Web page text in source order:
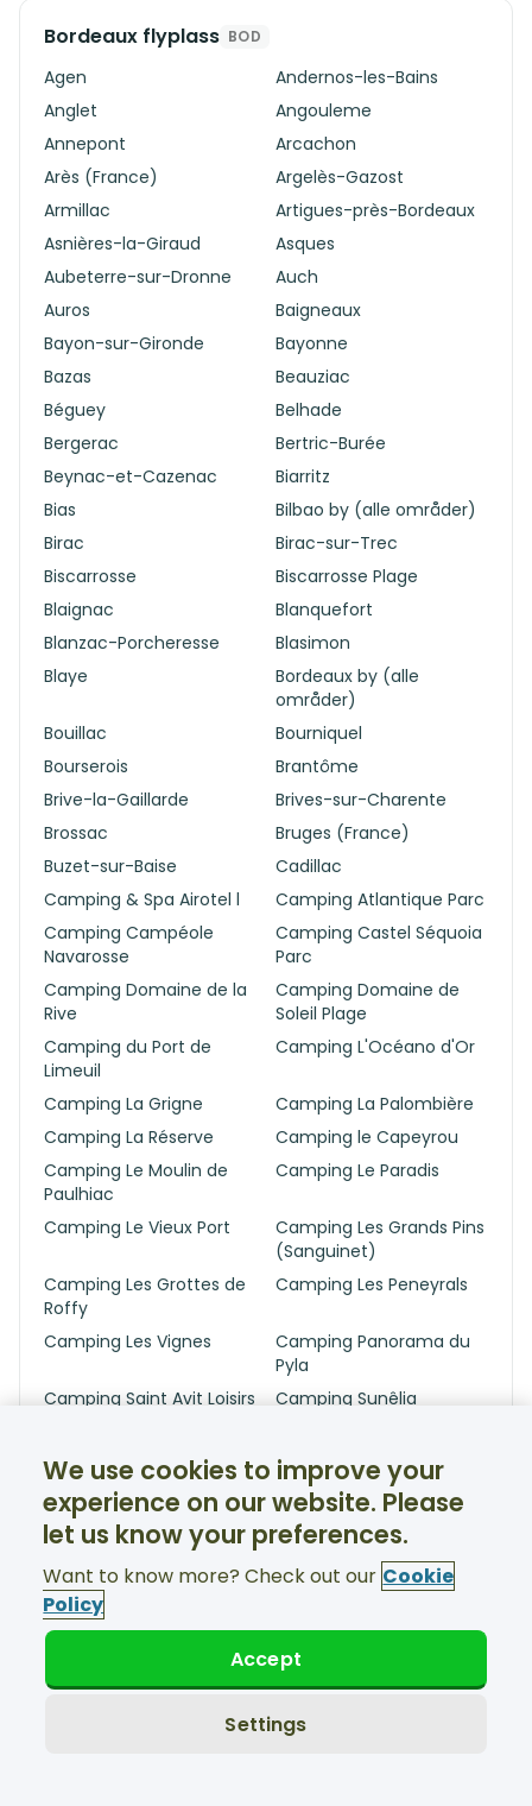
Bordeaux flyplass BOD
Agen
Andernos-les-Bains
Anglet
Angouleme
Annepont
Arcachon
Arès (France)
Argelès-Gazost
Armillac
Artigues-près-Bordeaux
Asnières-la-Giraud
Asques
Aubeterre-sur-Dronne
Auch
Auros
Baigneaux
Bayon-sur-Gironde
Bayonne
Bazas
Beauziac
Béguey
Belhade
Bergerac
Bertric-Burée
Beynac-et-Cazenac
Biarritz
Bias
Bilbao by (alle områder)
Birac
Birac-sur-Trec
Biscarrosse
Biscarrosse Plage
Blaignac
Blanquefort
Blanzac-Porcheresse
Blasimon
Blaye
Bordeaux by (alle
områder)
Bouillac
Bourniquel
Bourserois
Brantôme
Brive-la-Gaillarde
Brives-sur-Charente
Brossac
Bruges (France)
Buzet-sur-Baise
Cadillac
Camping & Spa Airotel l
Camping Atlantique Parc
Camping Campéole
Navarosse
Camping Castel Séquoia
Parc
Camping Domaine de la
Rive
Camping Domaine de
Soleil Plage
Camping du Port de
Limeuil
Camping L'Océano d'Or
Camping La Grigne
Camping La Palombière
Camping La Réserve
Camping le Capeyrou
Camping Le Moulin de
Paulhiac
Camping Le Paradis
Camping Le Vieux Port
Camping Les Grands Pins
(Sanguinet)
Camping Les Grottes de
Roffy
Camping Les Peneyrals
Camping Les Vignes
Camping Panorama du
Pyla
Camping Saint Avit Loisirs
Camping Sunêlia
Camping Village
Sylvamar Labenne
(Resepsjon)
Camping Yelloh Village
Lous Seurrots
Camping Yelloh! Grand
Fonrives
Cap Ferret
Capbreton
Carignan-de-Bordeaux
Casteljaloux
Castets
Castillon-la-Bataille
We use cookies to improve your
experience on our website. Please
let us know your preferences.
Want to know more? Check out our Cookie
Policy
Settings
Accept